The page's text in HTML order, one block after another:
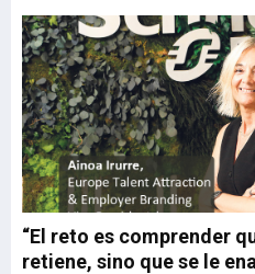
todavía no permite hablar
consolidada. “Los datos
interpretarlos con cautela.
especialmente bajos y
de mínimos, en ningún
sólida”. El informe recoge
empresas, que representan
trabajadoras. Una de las
Índice de Coyuntura FVEM,
de ...
“El reto es comprender
retiene, sino que se le